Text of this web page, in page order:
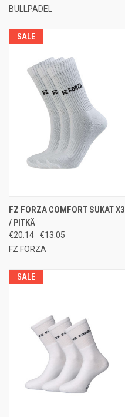
BULLPADEL
SALE
FZ FORZA COMFORT SUKAT X3
/ PITKÄ
€20.14
€13.05
FZ FORZA
SALE